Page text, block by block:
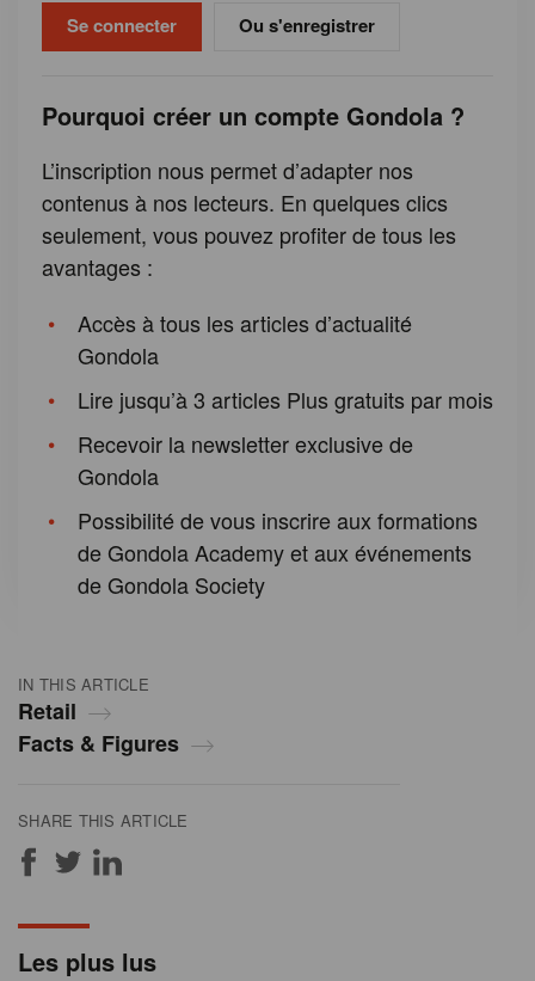
IN THIS ARTICLE
Retail
Facts & Figures
SHARE THIS ARTICLE
Ou s'enregistrer
Pourquoi créer un compte Gondola ?
L’inscription nous permet d’adapter nos
contenus à nos lecteurs. En quelques clics
seulement, vous pouvez profiter de tous les
avantages :
Accès à tous les articles d’actualité
Gondola
Lire jusqu’à 3 articles Plus gratuits par mois
Recevoir la newsletter exclusive de
Gondola
Possibilité de vous inscrire aux formations
de Gondola Academy et aux événements
de Gondola Society
Les plus lus